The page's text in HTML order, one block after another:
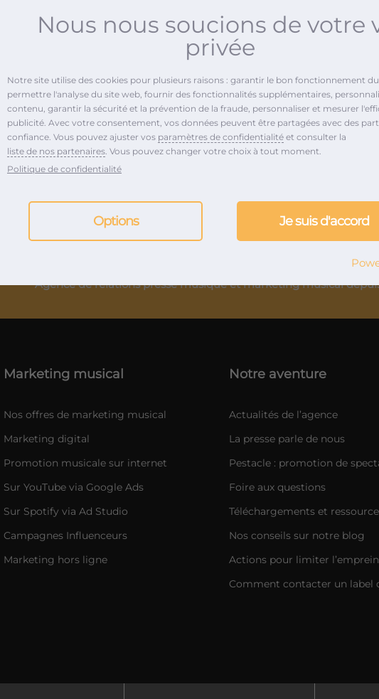
Les paroles, empreintes de
ignore, les voix étouffées par un
poignant, à la fois poétique
l’esprit de ceux qui l’écoutent.
dans son nouveau single
Agence de relations presse musique et marketing musical
Marketing musical
Nos offres de marketing musical
Marketing digital
Promotion musicale sur internet
Sur YouTube via Google Ads
Sur Spotify via Ad Studio
Campagnes Influenceurs
Marketing hors ligne
Notre aventure
Actualités de l’agence
La presse parle de nous
Pestacle : promotion de
Foire aux questions
Téléchargements et
Nos conseils sur notre blog
Actions pour limiter
Comment contacter un label
Nous nous soucions de votre
privée
Notre site utilise des cookies pour plusieurs raisons : garantir le bon fonctionnement
permettre l'analyse du site web, fournir des fonctionnalités supplémentaires,
contenu, garantir la sécurité et la prévention de la fraude, personnaliser et mesurer
publicité. Avec votre consentement, vos données peuvent être partagées avec des
confiance. Vous pouvez ajuster vos paramètres de confidentialité et consulter la
liste de nos partenaires. Vous pouvez changer votre choix à tout moment.
Politique de confidentialité
Options Je suis d'accord